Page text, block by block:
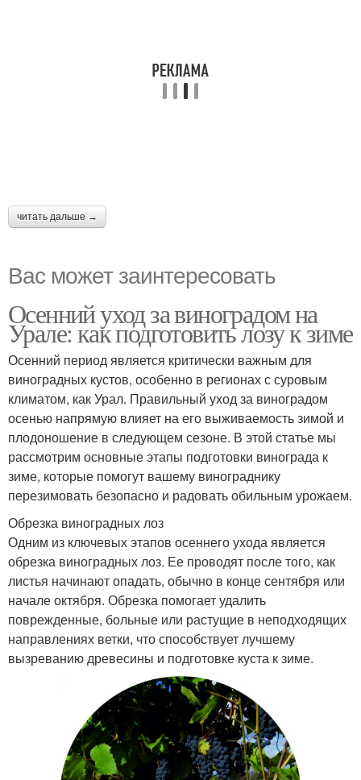
читать дальше →
Вас может заинтересовать
Осенний уход за виноградом на
Урале: как подготовить лозу к зиме
Осенний период является критически важным для
виноградных кустов, особенно в регионах с суровым
климатом, как Урал. Правильный уход за виноградом
осенью напрямую влияет на его выживаемость зимой и
плодоношение в следующем сезоне. В этой статье мы
рассмотрим основные этапы подготовки винограда к
зиме, которые помогут вашему винограднику
перезимовать безопасно и радовать обильным урожаем.
Обрезка виноградных лоз
Одним из ключевых этапов осеннего ухода является
обрезка виноградных лоз. Ее проводят после того, как
листья начинают опадать, обычно в конце сентября или
начале октября. Обрезка помогает удалить
поврежденные, больные или растущие в неподходящих
направлениях ветки, что способствует лучшему
вызреванию древесины и подготовке куста к зиме.